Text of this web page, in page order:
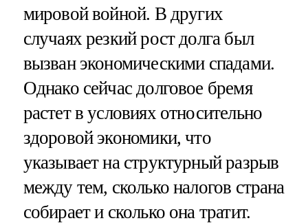
мировой войной. В других
случаях резкий рост долга был
вызван экономическими спадами.
Однако сейчас долговое бремя
растет в условиях относительно
здоровой экономики, что
указывает на структурный разрыв
между тем, сколько налогов страна
собирает и сколько она тратит.